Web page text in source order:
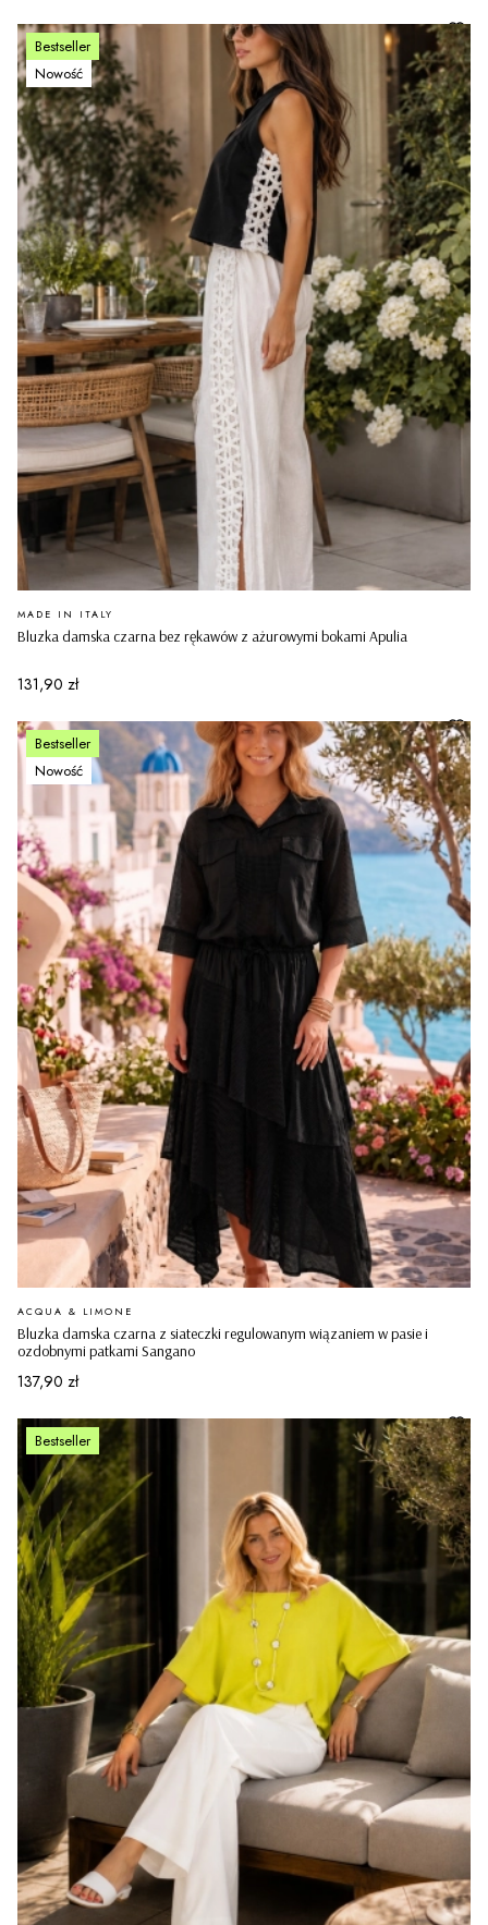
Bestseller
Nowość
Bluzka damska czarna bez rękawów z ażurowymi bokami Apulia
PRODUCENT
MADE IN ITALY
Cena
131,90 zł
Bestseller
Nowość
Bluzka damska czarna z siateczki regulowanym wiązaniem w pasie i
ozdobnymi patkami Sangano
PRODUCENT
ACQUA & LIMONE
Cena
137,90 zł
Bestseller